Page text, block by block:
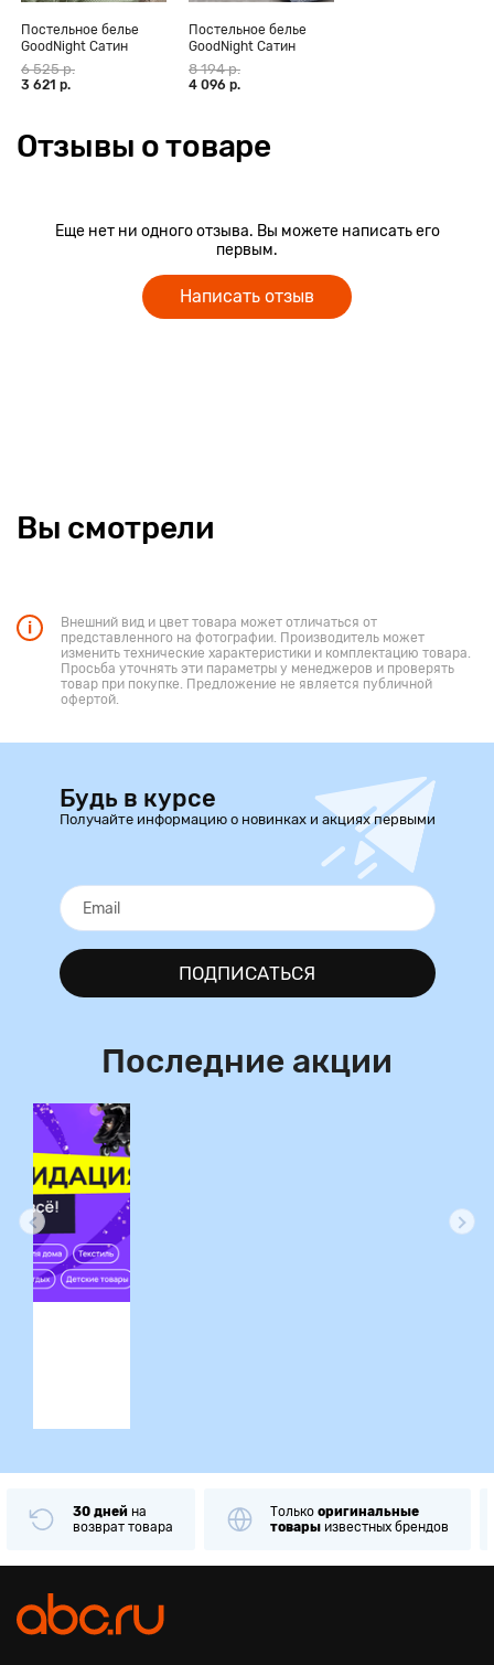
Постельное белье
GoodNight Сатин
Делюкс 14 с
компаньоном (с нав.
50х70)
6 525 р.
3 621 р.
Постельное белье
GoodNight Сатин
Делюкс 77 с
компаньоном (с нав.
50х70)
8 194 р.
4 096 р.
Отзывы о товаре
Еще нет ни одного отзыва. Вы можете написать его
первым.
Написать отзыв
Вы смотрели
Внешний вид и цвет товара может отличаться от
представленного на фотографии. Производитель может
изменить технические характеристики и комплектацию товара.
Просьба уточнять эти параметры у менеджеров и проверять
товар при покупке. Предложение не является публичной
офертой.
Будь в курсе
Получайте информацию о новинках и акциях первыми
ПОДПИСАТЬСЯ
Последние акции
30 дней на
возврат товара
Только оригинальные
товары известных брендов